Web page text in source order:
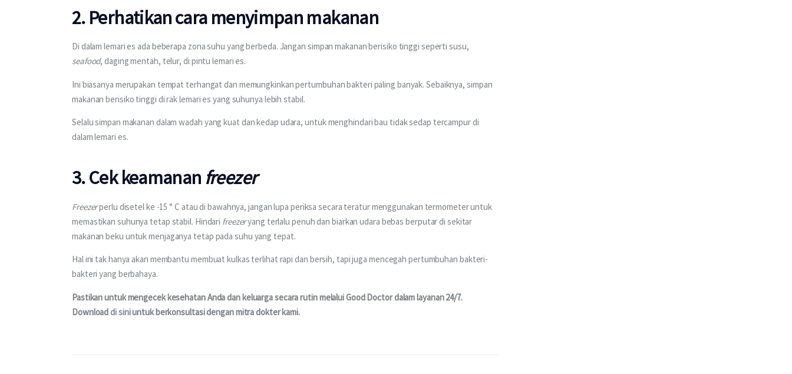
2. Perhatikan cara menyimpan makanan
Di dalam lemari es ada beberapa zona suhu yang berbeda. Jangan simpan makanan berisiko tinggi seperti susu,
seafood, daging mentah, telur, di pintu lemari es.
Ini biasanya merupakan tempat terhangat dan memungkinkan pertumbuhan bakteri paling banyak. Sebaiknya, simpan
makanan berisiko tinggi di rak lemari es yang suhunya lebih stabil.
Selalu simpan makanan dalam wadah yang kuat dan kedap udara, untuk menghindari bau tidak sedap tercampur di
dalam lemari es.
3. Cek keamanan freezer
Freezer perlu disetel ke -15 ° C atau di bawahnya, jangan lupa periksa secara teratur menggunakan termometer untuk
memastikan suhunya tetap stabil. Hindari freezer yang terlalu penuh dan biarkan udara bebas berputar di sekitar
makanan beku untuk menjaganya tetap pada suhu yang tepat.
Hal ini tak hanya akan membantu membuat kulkas terlihat rapi dan bersih, tapi juga mencegah pertumbuhan bakteri-
bakteri yang berbahaya.
Pastikan untuk mengecek kesehatan Anda dan keluarga secara rutin melalui Good Doctor dalam layanan 24/7.
Download di sini untuk berkonsultasi dengan mitra dokter kami.